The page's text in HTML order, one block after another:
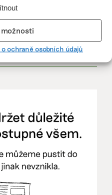
možnosti
ochraně osobních údajů